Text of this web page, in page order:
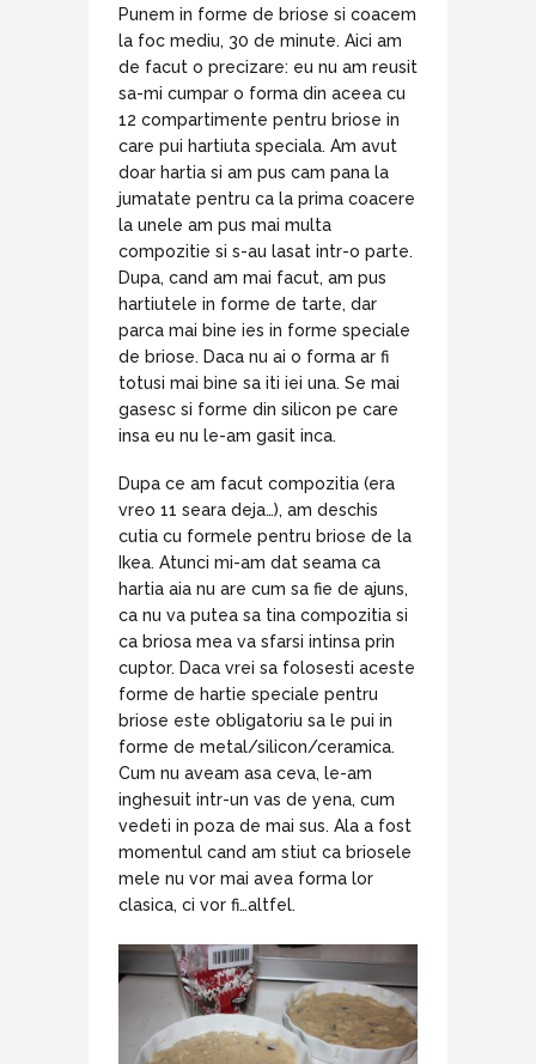
Punem in forme de briose si coacem
la foc mediu, 30 de minute. Aici am
de facut o precizare: eu nu am reusit
sa-mi cumpar o forma din aceea cu
12 compartimente pentru briose in
care pui hartiuta speciala. Am avut
doar hartia si am pus cam pana la
jumatate pentru ca la prima coacere
la unele am pus mai multa
compozitie si s-au lasat intr-o parte.
Dupa, cand am mai facut, am pus
hartiutele in forme de tarte, dar
parca mai bine ies in forme speciale
de briose. Daca nu ai o forma ar fi
totusi mai bine sa iti iei una. Se mai
gasesc si forme din silicon pe care
insa eu nu le-am gasit inca.
Dupa ce am facut compozitia (era
vreo 11 seara deja…), am deschis
cutia cu formele pentru briose de la
Ikea. Atunci mi-am dat seama ca
hartia aia nu are cum sa fie de ajuns,
ca nu va putea sa tina compozitia si
ca briosa mea va sfarsi intinsa prin
cuptor. Daca vrei sa folosesti aceste
forme de hartie speciale pentru
briose este obligatoriu sa le pui in
forme de metal/silicon/ceramica.
Cum nu aveam asa ceva, le-am
inghesuit intr-un vas de yena, cum
vedeti in poza de mai sus. Ala a fost
momentul cand am stiut ca briosele
mele nu vor mai avea forma lor
clasica, ci vor fi…altfel.